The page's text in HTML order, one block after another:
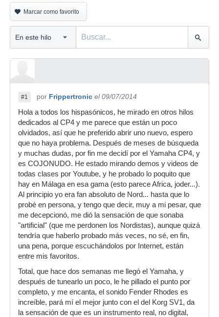
Marcar como favorito
#1 por Frippertronic el 09/07/2014
Hola a todos los hispasónicos, he mirado en otros hilos
dedicados al CP4 y me parece que están un poco
olvidados, así que he preferido abrir uno nuevo, espero
que no haya problema. Después de meses de búsqueda
y muchas dudas, por fin me decidí por el Yamaha CP4, y
es COJONUDO. He estado mirando demos y videos de
todas clases por Youtube, y he probado lo poquito que
hay en Málaga en esa gama (esto parece Africa, joder...).
Al principio yo era fan absoluto de Nord... hasta que lo
probé en persona, y tengo que decir, muy a mi pesar, que
me decepcionó, me dió la sensación de que sonaba
"artificial" (que me perdonen los Nordistas), aunque quizá
tendría que haberlo probado más veces, no sé, en fin,
una pena, porque escuchándolos por Internet, están
entre mis favoritos.
Total, que hace dos semanas me llegó el Yamaha, y
después de tunearlo un poco, le he pillado el punto por
completo, y me encanta, el sonido Fender Rhodes es
increíble, pará mí el mejor junto con el del Korg SV1, da
la sensación de que es un instrumento real, no digital,